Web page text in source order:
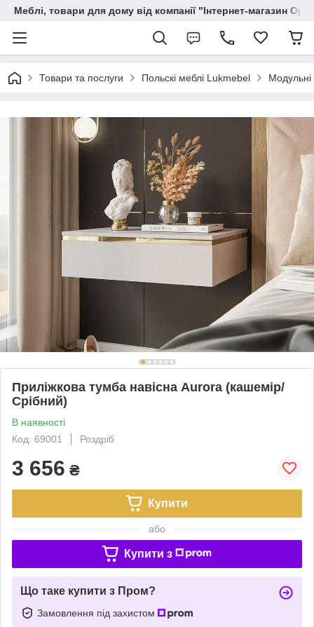
Меблі, товари для дому від компанії "Інтернет-магазин
Товари та послуги Польскі меблі Lukmebel
Приліжкова тумба навісна Aurora (кашемір/
Срібний)
В наявності
Код: 69001
Роздріб
3 656 ₴
Купити
або
Купити з
Що таке купити з Пром?
Замовлення під захистом